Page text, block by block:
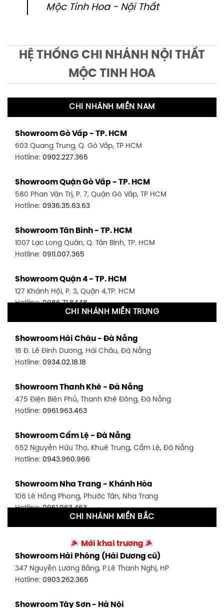
Mộc Tinh Hoa - Nội Thất
HỆ THỐNG CHI NHÁNH NỘI THẤT
MỘC TINH HOA
CHI NHÁNH MIỀN NAM
Showroom Gò Vấp - TP. HCM
603 Quang Trung, Q. Gò Vấp, TP HCM
Hotline: 0902.227.365
Showroom Quận Gò Vấp - TP. HCM
580 Phan Văn Trị, P. 7, Quận Gò Vấp, TP HCM
Hotline: 0936.35.63.63
Showroom Tân Bình - TP. HCM
1007 Lạc Long Quân, Q. Tân Bình, TP. HCM
Hotline: 0911.007.365
Showroom Quận 4 - TP. HCM
127 Khánh Hội, P. 3, Quận 4,TP. HCM
Hotline:0986.71.8448
1411 Đường 3/2, P. 16, Quận 11, TP. HCM
Hotline:0906.256.759
1448 Huỳnh Tấn Phát, Phú Thuận, Quận 7, TP HCM
Hotline:0946.480.580
348 Đ. Bạch Đằng, P. 14, Bình Thạnh, TP HCM
Hotline:0902.716.230
591 Hoàng Văn Thụ, P. 4, Tân Bình, TP HCM
Hotline:0906.256.759
Showroom Tân Bình 2 - TP. HCM
0986.71.8448
Showroom Thuận An - Bình Dương
66 đường DT743, An Phú, Thuận An, Bình Dương
CHI NHÁNH MIỀN TRUNG
Showroom Hải Châu - Đà Nẵng
18 Đ. Lê Đình Dương, Hải Châu, Đà Nẵng
Hotline: 0934.02.18.18
Showroom Thanh Khê - Đà Nẵng
475 Điện Biên Phủ, Thanh Khê Đông, Đà Nẵng
Hotline: 0961.963.463
Showroom Cẩm Lệ - Đà Nẵng
652 Nguyễn Hữu Thọ, Khuê Trung, Cẩm Lệ, Đà Nẵng
Hotline: 0943.960.966
Showroom Nha Trang - Khánh Hòa
106 Lê Hồng Phong, Phước Tân, Nha Trang
Hotline:0961.963.463
27-29 Nguyễn Sỹ Sách, Hưng Bình, TP Vinh, Nghệ An
Hotline:0943.960.966
Showroom Buôn Ma Thuột
Hotline:0934.02.18.18
CHI NHÁNH MIỀN BẮC
Mới khai trương
Showroom Hải Phòng (Hải Dương cũ)
347 Nguyễn Lương Bằng, P.Lê Thanh Nghị, HP
Hotline: 0903.262.365
Showroom Tây Sơn - Hà Nội